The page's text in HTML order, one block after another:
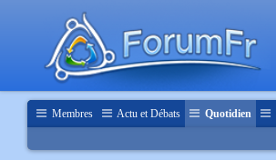
Membres Actu et Débats Quotidien